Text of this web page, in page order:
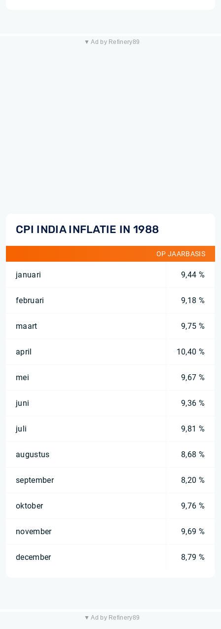
▼ Ad by Refinery89
CPI INDIA INFLATIE IN 1988
OP JAARBASIS
januari 9,44 %
februari 9,18 %
maart 9,75 %
april 10,40 %
mei 9,67 %
juni 9,36 %
juli 9,81 %
augustus 8,68 %
september 8,20 %
oktober 9,76 %
november 9,69 %
december 8,79 %
▼ Ad by Refinery89